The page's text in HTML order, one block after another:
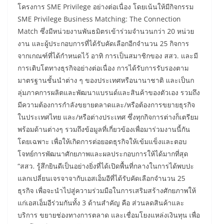
โครงการ SME Privilege อย่างต่อเนื่อง โดยเน้นให้มีกิจกรรม
SME Privilege Business Matching: The Connection
Match ซึ่งมีหน่วยงานพันธมิตรเข้าร่วมจำนวนกว่า 20 หน่วย
งาน และผู้ประกอบการที่ได้รับคัดเลือกอีกจำนวน 25 กิจการ
จากเกณฑ์ที่ได้กำหนดไว้ อาทิ การเป็นสมาชิกของ สสว. และมี
การเติบโตทางธุรกิจอย่างต่อเนื่อง การได้รับการรับรองตาม
มาตรฐานชั้นนำต่าง ๆ ของประเทศหรือนานาชาติ และเป็นก
ลุ่มภาคการผลิตและพัฒนาแบรนด์และสินค้าของตัวเอง รวมถึง
มีความต้องการกำลังขยายตลาดและ/หรือต้องการขยายธุรกิจ
ในประเทศไทย และ/หรือต่างประเทศ ซึ่งทุกกิจการต่างก็เตรียม
พร้อมด้านต่างๆ รวมถึงข้อมูลที่เกี่ยวข้องเพื่อมาร่วมงานนี้กัน
โดยเฉพาะ เพื่อให้เกิดการต่อยอดธุรกิจให้เข้มแข็งและตอบ
โจทย์การพัฒนาศักยภาพและผลประกอบการให้ได้มากที่สุด
“สสว. รู้สึกยินดีเป็นอย่างยิ่งที่ได้เปิดพื้นที่กลางในการได้พบปะ
แลกเปลี่ยนเจรจาจากับเอสเอ็มอีที่ได้รับคัดเลือกจำนวน 25
ธุรกิจ เพื่อจะนำไปสู่ความร่วมมือในการเสริมสร้างศักยภาพให้
แก่เอสเอ็มอีร่วมกันทั้ง 3 ด้านสำคัญ คือ ส่วนลดสินค้าและ
บริการ ขยายช่องทางการตลาด และเชื่อมโยงแหล่งเงินทุน เพื่อ